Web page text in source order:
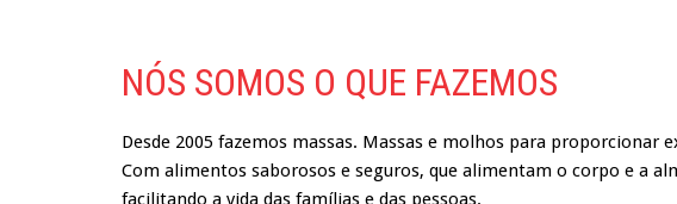
NÓS SOMOS O QUE FAZEMOS
Desde 2005 fazemos massas. Massas e molhos para proporcionar
Com alimentos saborosos e seguros, que alimentam o corpo e a
facilitando a vida das famílias e das pessoas.